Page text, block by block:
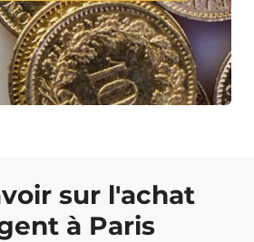
sur l'achat
à Paris